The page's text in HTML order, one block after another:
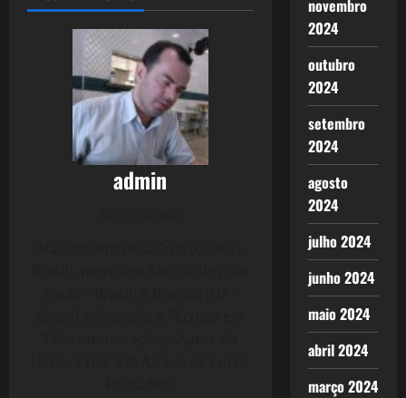
admin
novembro
2024
outubro
2024
setembro
2024
agosto
2024
julho 2024
junho 2024
maio 2024
abril 2024
março 2024